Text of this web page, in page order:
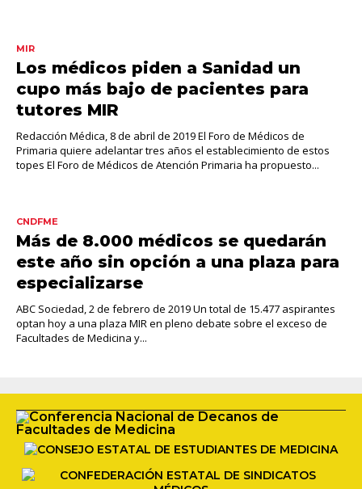
MIR
Los médicos piden a Sanidad un
cupo más bajo de pacientes para
tutores MIR
Redacción Médica, 8 de abril de 2019 El Foro de Médicos de
Primaria quiere adelantar tres años el establecimiento de estos
topes El Foro de Médicos de Atención Primaria ha propuesto...
CNDFME
Más de 8.000 médicos se quedarán
este año sin opción a una plaza para
especializarse
ABC Sociedad, 2 de febrero de 2019 Un total de 15.477 aspirantes
optan hoy a una plaza MIR en pleno debate sobre el exceso de
Facultades de Medicina y...